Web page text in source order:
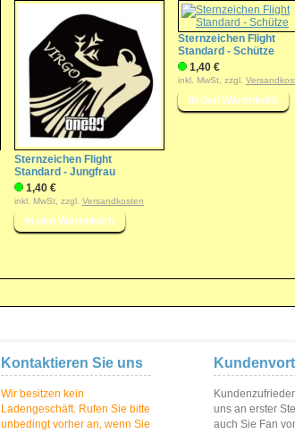
Sternzeichen Flight
Standard - Jungfrau
1,40 €
inkl. MwSt, zzgl. Versandkosten
Sternzeichen Flight
Standard - Schütze
1,40 €
inkl. MwSt, zzgl.
Kontaktieren Sie uns
Wir besitzen kein
Ladengeschäft. Rufen Sie bitte
unbedingt vorher an, wenn Sie
uns an erster
auch Sie Fan